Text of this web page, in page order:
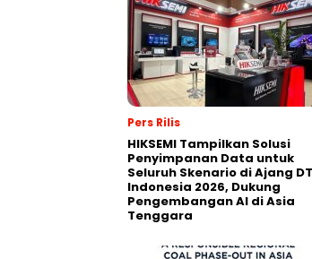
Pers Rilis
HIKSEMI Tampilkan Solusi
Penyimpanan Data untuk
Seluruh Skenario di Ajang
Indonesia 2026, Dukung
Pengembangan AI di Asia
Tenggara